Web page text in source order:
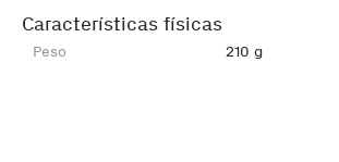
Características físicas
Peso 210 g